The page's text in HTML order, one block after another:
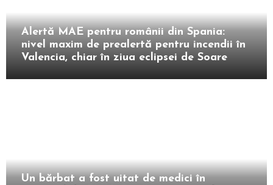
Alertă MAE pentru românii din Spania:
nivel maxim de prealertă pentru incendii în
Valencia, chiar în ziua eclipsei de Soare
Un bărbat a fost uitat de medici în